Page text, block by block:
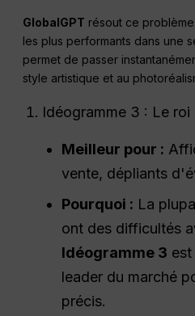
GlobalGPT résout ce
les plus performants dans une
permet de passer
style artistique et au
Idéogramme 3 : Le
Meilleur pour :
vente, dépliants
Pourquoi : La
ont des difficultés
Idéogramme 3
leader du marché
précis.